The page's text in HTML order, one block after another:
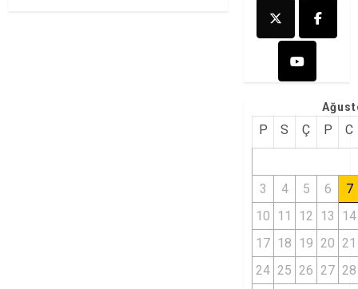
P S Ç P C
3 4 5 6
7
10 11 12 13
14
17 18 19 20 21
24 25 26 27 28